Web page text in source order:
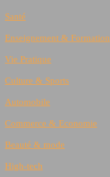
Santé
Enseignement & Formation
Vie Pratique
Culture & Sports
Automobile
Commerce & Economie
Beauté & mode
High-tech